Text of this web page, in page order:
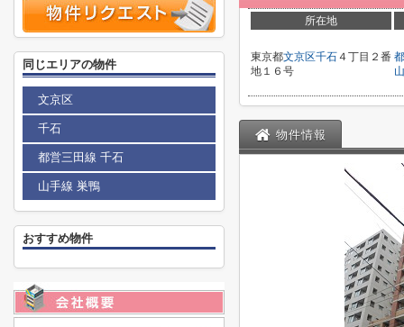
所在地
東京都文京区千石４丁目２番
地１６号
物件情報
同じエリアの物件
文京区
千石
都営三田線 千石
山手線 巣鴨
おすすめ物件